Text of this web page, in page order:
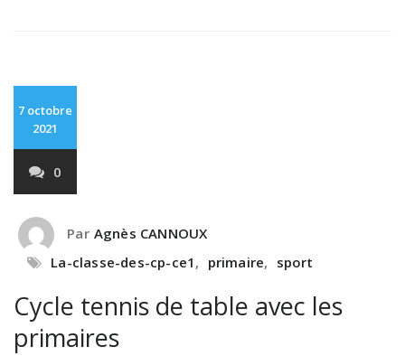
7 octobre
2021
0
Par Agnès CANNOUX
La-classe-des-cp-ce1 , primaire, sport
Cycle tennis de table avec les
primaires